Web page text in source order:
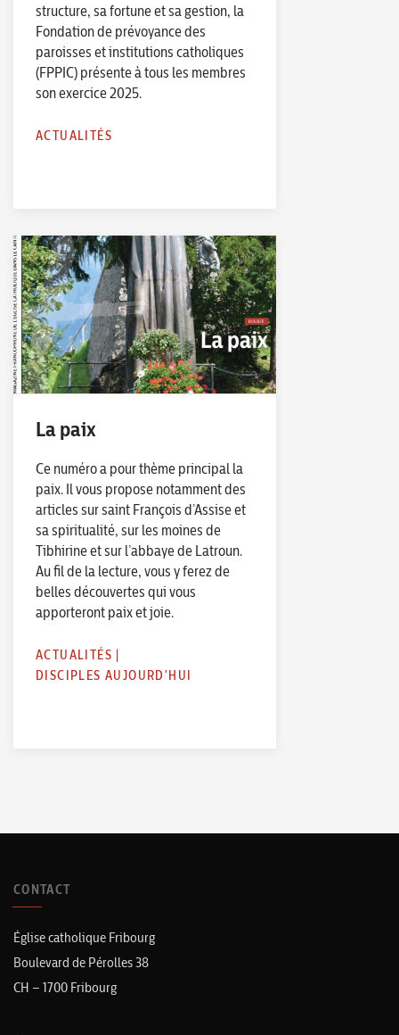
structure, sa fortune et sa gestion, la
Fondation de prévoyance des
paroisses et institutions catholiques
(FPPIC) présente à tous les membres
son exercice 2025.
ACTUALITÉS
La paix
Ce numéro a pour thème principal la
paix. Il vous propose notamment des
articles sur saint François d’Assise et
sa spiritualité, sur les moines de
Tibhirine et sur l’abbaye de Latroun.
Au fil de la lecture, vous y ferez de
belles découvertes qui vous
apporteront paix et joie.
ACTUALITÉS |
DISCIPLES AUJOURD'HUI
CONTACT
Église catholique Fribourg
Boulevard de Pérolles 38
CH – 1700 Fribourg